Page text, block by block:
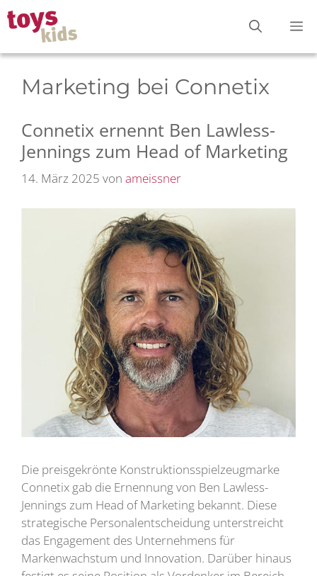
Zum
Inhalt
springen
Marketing bei Connetix
Connetix ernennt Ben Lawless-
Jennings zum Head of Marketing
14. März 2025 von ameissner
Die preisgekrönte Konstruktionsspielzeugmarke
Connetix gab die Ernennung von Ben Lawless-
Jennings zum Head of Marketing bekannt. Diese
strategische Personalentscheidung unterstreicht
das Engagement des Unternehmens für
Markenwachstum und Innovation. Darüber hinaus